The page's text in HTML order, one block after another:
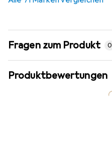
Fragen zum Produkt 0
Produktbewertungen